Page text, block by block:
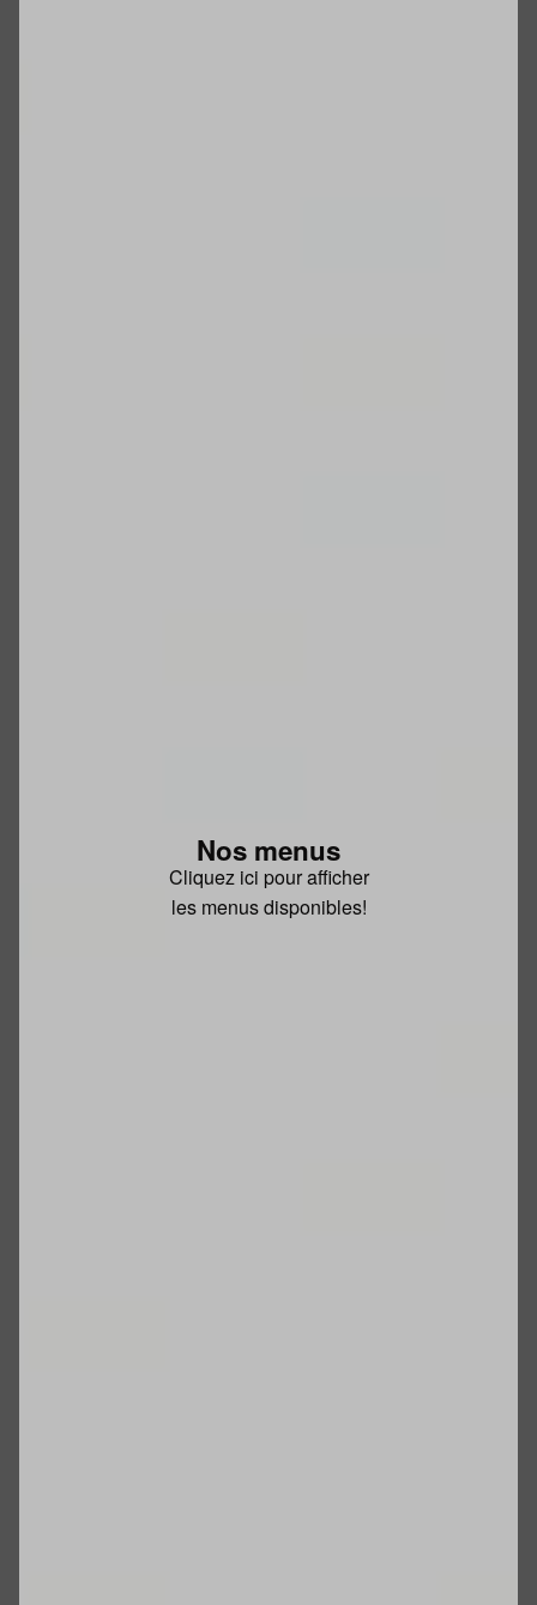
Nos menus
Cliquez ici pour afficher
les menus disponibles!